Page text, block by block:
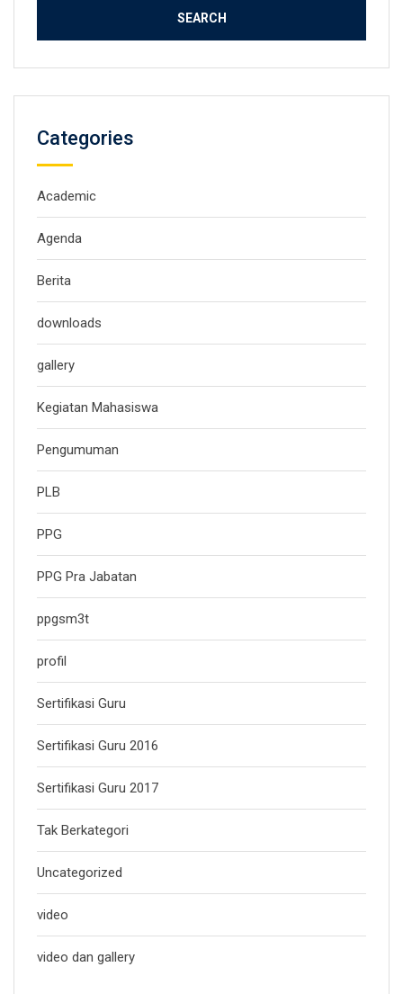
Categories
Academic
Agenda
Berita
downloads
gallery
Kegiatan Mahasiswa
Pengumuman
PLB
PPG
PPG Pra Jabatan
ppgsm3t
profil
Sertifikasi Guru
Sertifikasi Guru 2016
Sertifikasi Guru 2017
Tak Berkategori
Uncategorized
video
video dan gallery